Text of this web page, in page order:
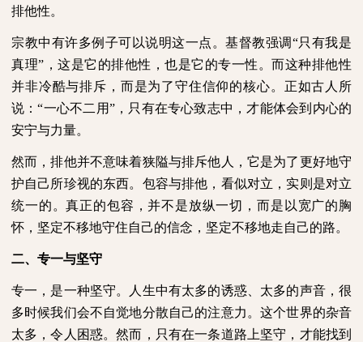
排他性。
宗教中有许多例子可以说明这一点。基督教强调“只有我是
真理”，这是它的排他性，也是它的专一性。而这种排他性
并非冷酷与排斥，而是为了守住信仰的核心。正如古人所
说：“一心不二用”，只有在专心致志中，才能体会到内心的
安宁与力量。
然而，排他并不意味着狭隘与排斥他人，它是为了更好地守
护自己所珍视的东西。包容与排他，看似对立，实则是对立
统一的。真正的包容，并不是放纵一切，而是以宽广的胸
怀，坚定不移地守住自己的信念，坚定不移地走自己的路。
二、专一与坚守
专一，是一种坚守。人生中有太多的诱惑、太多的声音，很
多时候我们会不自觉地分散自己的注意力。这个世界的杂音
太多，令人困惑。然而，只有在一条道路上坚守，才能找到